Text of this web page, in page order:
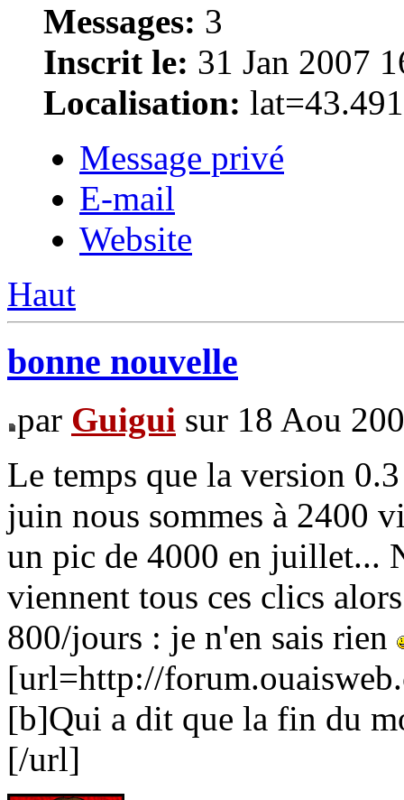
Messages: 3
Inscrit le: 31 Jan 2007
Localisation:
Message privé
E-mail
Website
Haut
bonne nouvelle
par Guigui sur 18 Aou
Le temps que la version
juin nous sommes à 2400
un pic de 4000 en juillet...
viennent tous ces clics
800/jours : je n'en sais rien
[url=http://
[b]Qui a dit que la fin du
[/url]